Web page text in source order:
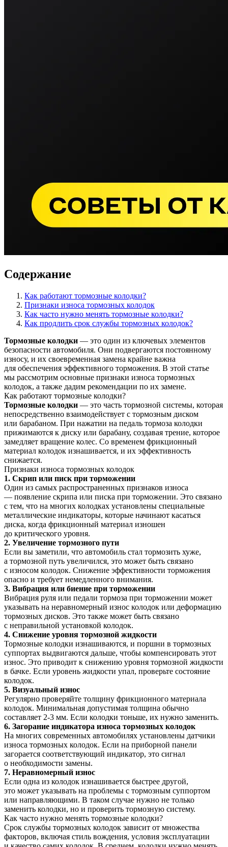
Содержание
Как работают тормозные колодки?
Признаки износа тормозных колодок
Как часто нужно менять тормозные колодки?
Как продлить срок службы тормозных колодок?
Тормозные колодки — это один из ключевых элементов
безопасности автомобиля. Они подвергаются постоянному
износу, и их своевременная замена крайне важна
для обеспечения эффективного торможения. В этой статье
мы рассмотрим основные признаки износа тормозных
колодок, а также дадим рекомендации по их замене.
Как работают тормозные колодки?
Тормозные колодки — это часть тормозной системы, которая
непосредственно взаимодействует с тормозным диском
или барабаном. При нажатии на педаль тормоза колодки
прижимаются к диску или барабану, создавая трение, которое
замедляет вращение колес. Со временем фрикционный
материал колодок изнашивается, и их эффективность
снижается.
Признаки износа тормозных колодок
1. Скрип или писк при торможении
Один из самых распространенных признаков износа
— появление скрипа или писка при торможении. Это связано
с тем, что на многих колодках установлены специальные
металлические индикаторы, которые начинают касаться
диска, когда фрикционный материал изношен
до критического уровня.
2. Увеличение тормозного пути
Если вы заметили, что автомобиль стал тормозить хуже,
а тормозной путь увеличился, это может быть связано
с износом колодок. Снижение эффективности торможения
опасно и требует немедленного внимания.
3. Вибрация или биение при торможении
Вибрация руля или педали тормоза при торможении может
указывать на неравномерный износ колодок или деформацию
тормозных дисков. Это также может быть связано
с неправильной установкой колодок.
4. Снижение уровня тормозной жидкости
Тормозные колодки изнашиваются, и поршни в тормозных
суппортах выдвигаются дальше, чтобы компенсировать этот
износ. Это приводит к снижению уровня тормозной жидкости
в бачке. Если уровень жидкости упал, проверьте состояние
колодок.
5. Визуальный износ
Регулярно проверяйте толщину фрикционного материала
колодок. Минимальная допустимая толщина обычно
составляет 2-3 мм. Если колодки тоньше, их нужно заменить.
6. Загорание индикатора износа тормозных колодок
На многих современных автомобилях установлены датчики
износа тормозных колодок. Если на приборной панели
загорается соответствующий индикатор, это сигнал
о необходимости замены.
7. Неравномерный износ
Если одна из колодок изнашивается быстрее другой,
это может указывать на проблемы с тормозным суппортом
или направляющими. В таком случае нужно не только
заменить колодки, но и проверить тормозную систему.
Как часто нужно менять тормозные колодки?
Срок службы тормозных колодок зависит от множества
факторов, включая стиль вождения, условия эксплуатации